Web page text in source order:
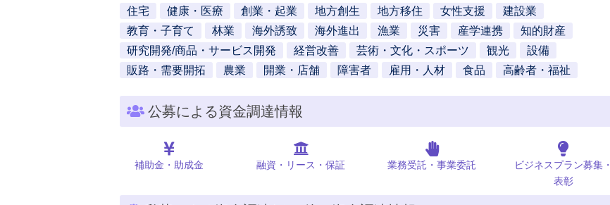
住宅
健康・医療 創業・起業 地方創生 地方移住 女性支援
建設業
教育・子育て
林業 海外誘致 海外進出 漁業 災害 産学連携
知的財産
研究開発/商品・サービス開発
経営改善 芸術・文化・スポーツ 観光
設備
販路・需要開拓
農業 開業・店舗 障害者 雇用・人材 食品 高齢者・福祉
公募による資金調達情報
補助金・助成金 融資・リース・保証 業務受託・事業委託
ビジネスプラン募集・
表彰